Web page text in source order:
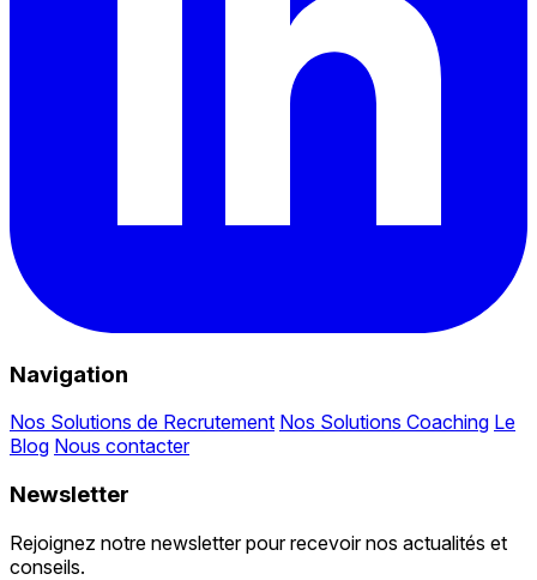
Navigation
Nos Solutions de Recrutement Nos Solutions Coaching Le
Blog Nous contacter
Newsletter
Rejoignez notre newsletter pour recevoir nos actualités et
conseils.